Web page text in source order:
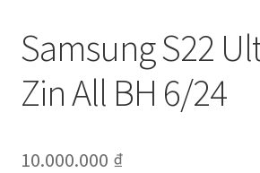
Samsung S22
Zin All BH 6/24
10.000.000 ₫